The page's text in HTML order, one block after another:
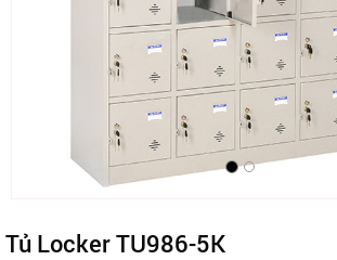
Tủ Locker TU986-5K